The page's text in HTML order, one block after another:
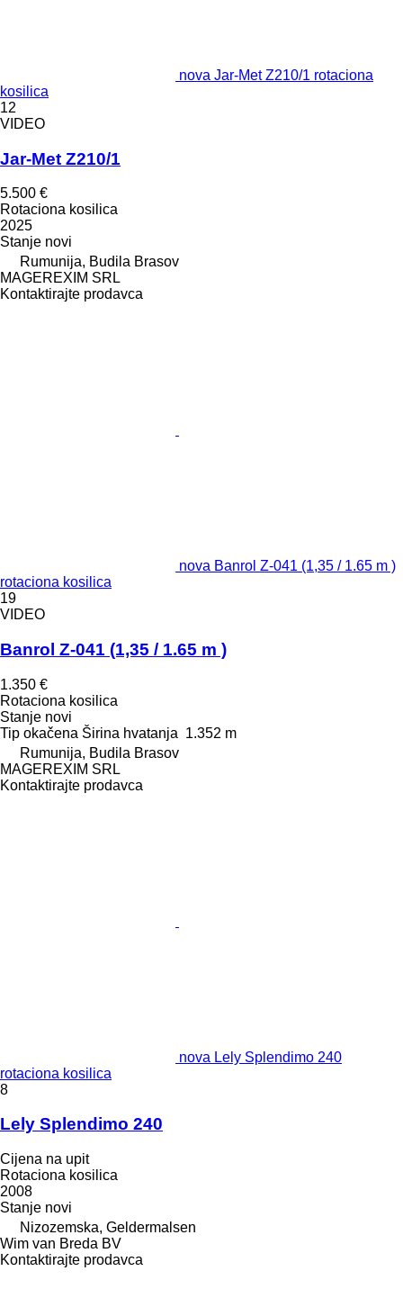
nova Jar-Met Z210/1 rotaciona
kosilica
12
VIDEO
Jar-Met Z210/1
5.500 €
Rotaciona kosilica
2025
Stanje novi
Rumunija, Budila Brasov
MAGEREXIM SRL
Kontaktirajte prodavca
nova Banrol Z-041 (1,35 / 1.65 m )
rotaciona kosilica
19
VIDEO
Banrol Z-041 (1,35 / 1.65 m )
1.350 €
Rotaciona kosilica
Stanje novi
Tip okačena Širina hvatanja 1.352 m
Rumunija, Budila Brasov
MAGEREXIM SRL
Kontaktirajte prodavca
nova Lely Splendimo 240
rotaciona kosilica
8
Lely Splendimo 240
Cijena na upit
Rotaciona kosilica
2008
Stanje novi
Nizozemska, Geldermalsen
Wim van Breda BV
Kontaktirajte prodavca